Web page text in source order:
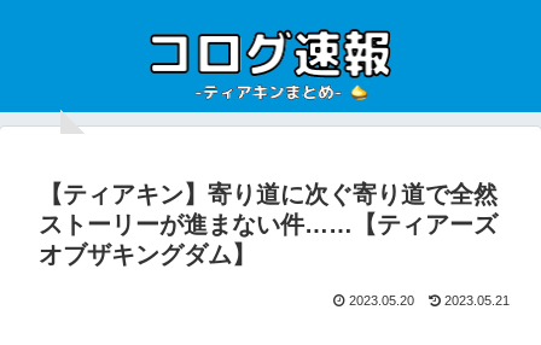
【ティアキン】寄り道に次ぐ寄り道で全然
ストーリーが進まない件……【ティアーズ
オブザキングダム】
2023.05.20 2023.05.21